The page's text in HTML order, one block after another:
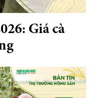
Giá cà